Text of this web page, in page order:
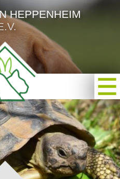
HEPPENHEIM